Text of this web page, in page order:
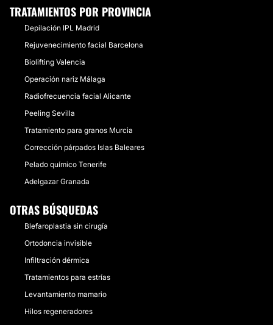
TRATAMIENTOS POR PROVINCIA
Depilación IPL Madrid
Rejuvenecimiento facial Barcelona
Biolifting Valencia
Operación nariz Málaga
Radiofrecuencia facial Alicante
Peeling Sevilla
Tratamiento para granos Murcia
Corrección párpados Islas Baleares
Pelado químico Tenerife
Adelgazar Granada
OTRAS BÚSQUEDAS
Blefaroplastia sin cirugía
Ortodoncia invisible
Infiltración dérmica
Tratamientos para estrías
Levantamiento mamario
Hilos regeneradores